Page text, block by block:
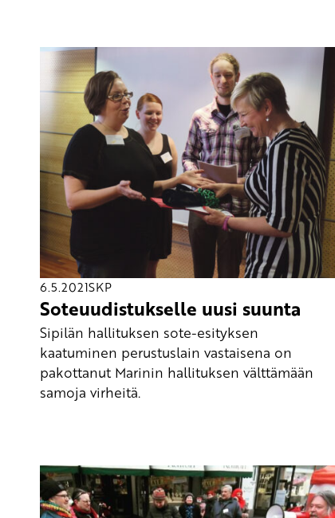
6.5.2021SKP
Soteuudistukselle uusi suunta
Sipilän hallituksen sote-esityksen
kaatuminen perustuslain vastaisena on
pakottanut Marinin hallituksen välttämään
samoja virheitä.